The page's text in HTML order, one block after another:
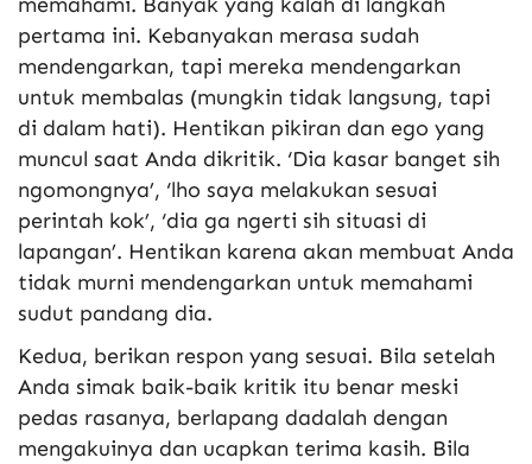
pertama ini. Kebanyakan merasa sudah
mendengarkan, tapi mereka mendengarkan
untuk membalas (mungkin tidak langsung, tapi
di dalam hati). Hentikan pikiran dan ego yang
muncul saat Anda dikritik. ‘Dia kasar banget sih
ngomongnya’, ‘lho saya melakukan sesuai
perintah kok’, ‘dia ga ngerti sih situasi di
lapangan’. Hentikan karena akan membuat Anda
tidak murni mendengarkan untuk memahami
sudut pandang dia.
Kedua, berikan respon yang sesuai. Bila setelah
Anda simak baik-baik kritik itu benar meski
pedas rasanya, berlapang dadalah dengan
mengakuinya dan ucapkan terima kasih. Bila